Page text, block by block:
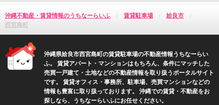
沖縄不動産・賃貸情報のうちなーらいふ 賃貸駐車場
姶良市
西宮島町
沖縄県姶良市西宮島町の賃貸駐車場の不動産情報うちなーらい
ふ。 賃貸アパート・マンションはもちろん、条件にマッチした
売買一戸建て・土地などの不動産情報を取り扱うポータルサイト
です。 賃貸オフィス・事務所、駐車場、売買マンションなどの
情報も豊富に取り扱っております。 沖縄での賃貸・不動産をお
探しなら、うちなーらいふにお任せください。